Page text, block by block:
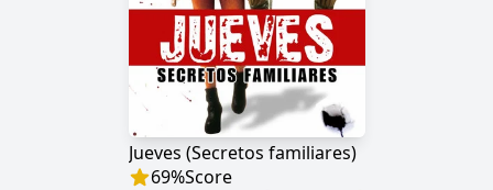
Jueves (Secretos familiares)
69%Score